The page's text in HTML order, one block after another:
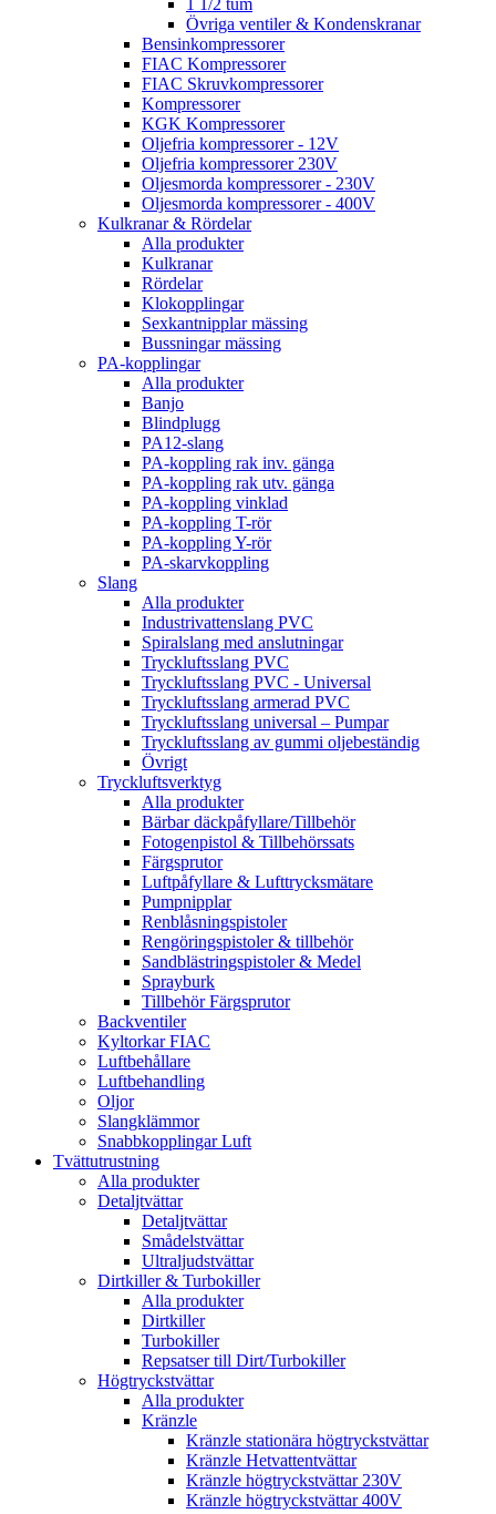
1 1/2 tum
Övriga ventiler & Kondenskranar
Bensinkompressorer
FIAC Kompressorer
FIAC Skruvkompressorer
Kompressorer
KGK Kompressorer
Oljefria kompressorer - 12V
Oljefria kompressorer 230V
Oljesmorda kompressorer - 230V
Oljesmorda kompressorer - 400V
Kulkranar & Rördelar
Alla produkter
Kulkranar
Rördelar
Klokopplingar
Sexkantnipplar mässing
Bussningar mässing
PA-kopplingar
Alla produkter
Banjo
Blindplugg
PA12-slang
PA-koppling rak inv. gänga
PA-koppling rak utv. gänga
PA-koppling vinklad
PA-koppling T-rör
PA-koppling Y-rör
PA-skarvkoppling
Slang
Alla produkter
Industrivattenslang PVC
Spiralslang med anslutningar
Tryckluftsslang PVC
Tryckluftsslang PVC - Universal
Tryckluftsslang armerad PVC
Tryckluftsslang universal – Pumpar
Tryckluftsslang av gummi oljebeständig
Övrigt
Tryckluftsverktyg
Alla produkter
Bärbar däckpåfyllare/Tillbehör
Fotogenpistol & Tillbehörssats
Färgsprutor
Luftpåfyllare & Lufttrycksmätare
Pumpnipplar
Renblåsningspistoler
Rengöringspistoler & tillbehör
Sandblästringspistoler & Medel
Sprayburk
Tillbehör Färgsprutor
Backventiler
Kyltorkar FIAC
Luftbehållare
Luftbehandling
Oljor
Slangklämmor
Snabbkopplingar Luft
Tvättutrustning
Alla produkter
Detaljtvättar
Detaljtvättar
Smådelstvättar
Ultraljudstvättar
Dirtkiller & Turbokiller
Alla produkter
Dirtkiller
Turbokiller
Repsatser till Dirt/Turbokiller
Högtryckstvättar
Alla produkter
Kränzle
Kränzle stationära högtryckstvättar
Kränzle Hetvattentvättar
Kränzle högtryckstvättar 230V
Kränzle högtryckstvättar 400V